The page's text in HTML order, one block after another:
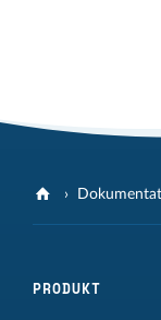
PRODUKT